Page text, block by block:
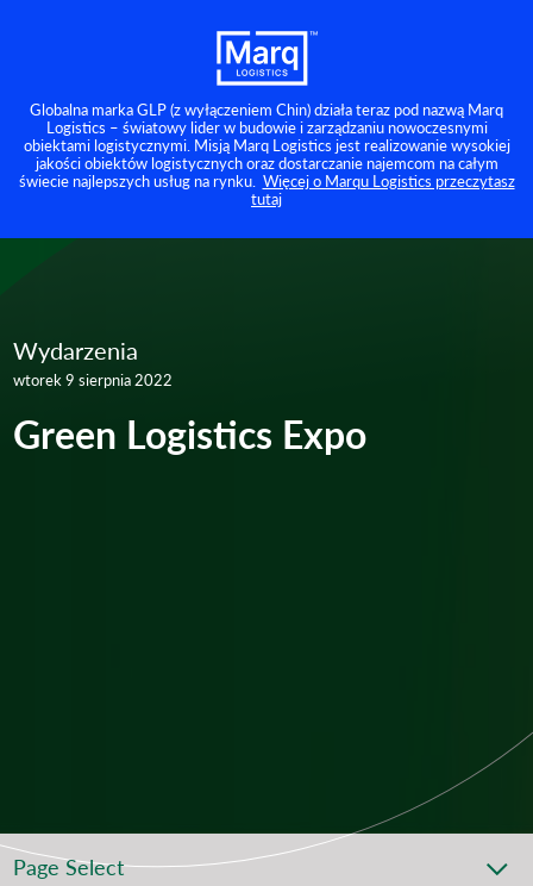
Globalna marka GLP (z wyłączeniem Chin) działa teraz pod nazwą Marq
Logistics – światowy lider w budowie i zarządzaniu nowoczesnymi
obiektami logistycznymi. Misją Marq Logistics jest realizowanie wysokiej
jakości obiektów logistycznych oraz dostarczanie najemcom na całym
świecie najlepszych usług na rynku. Więcej o Marqu Logistics przeczytasz
tutaj
Wydarzenia
wtorek 9 sierpnia 2022
Green Logistics Expo
Page Select